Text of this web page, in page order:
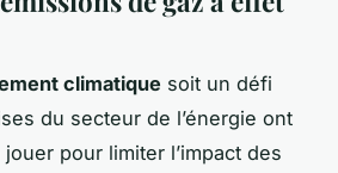
climatique soit un défi
du secteur de l’énergie ont
pour limiter l’impact des